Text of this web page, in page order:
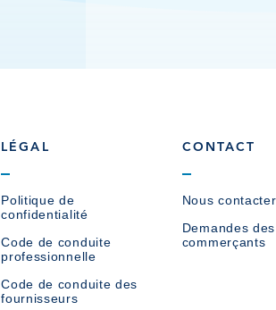
LÉGAL
Politique de
confidentialité
Code de conduite
professionnelle
Code de conduite des
fournisseurs
CONTACT
Nous contacter
Demandes des
commerçants